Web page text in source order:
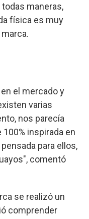
todas maneras,
física es muy
el mercado y
varias
nos parecía
inspirada en
para ellos,
comentó
se realizó un
comprender